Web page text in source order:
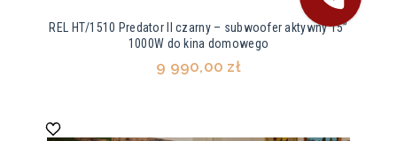
REL HT/1510 Predator II czarny – subwoofer aktywny 15”
1000W do kina domowego
9 990,00 zł